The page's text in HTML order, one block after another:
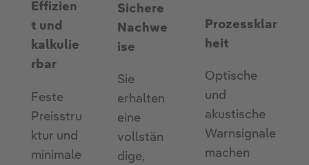
Effizien
t und
kalkulie
rbar
Feste
Preisstru
ktur und
minimale
Sichere
Nachwe
ise
Sie
erhalten
eine
vollstän
dige,
Prozessklar
heit
Optische
und
akustische
Warnsignale
machen